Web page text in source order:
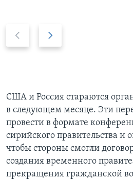
o
u
s
s
l
i
d
е
США и Россия стараются
в следующем месяце. Эти
провести в формате
сирийского правительства и
чтобы стороны смогли
создания временного
прекращения гражданской